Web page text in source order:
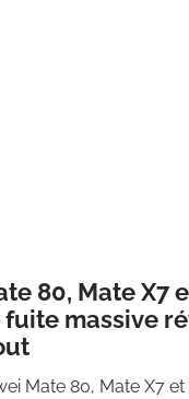
80, Mate X7
fuite massive
Mate 80, Mate X7